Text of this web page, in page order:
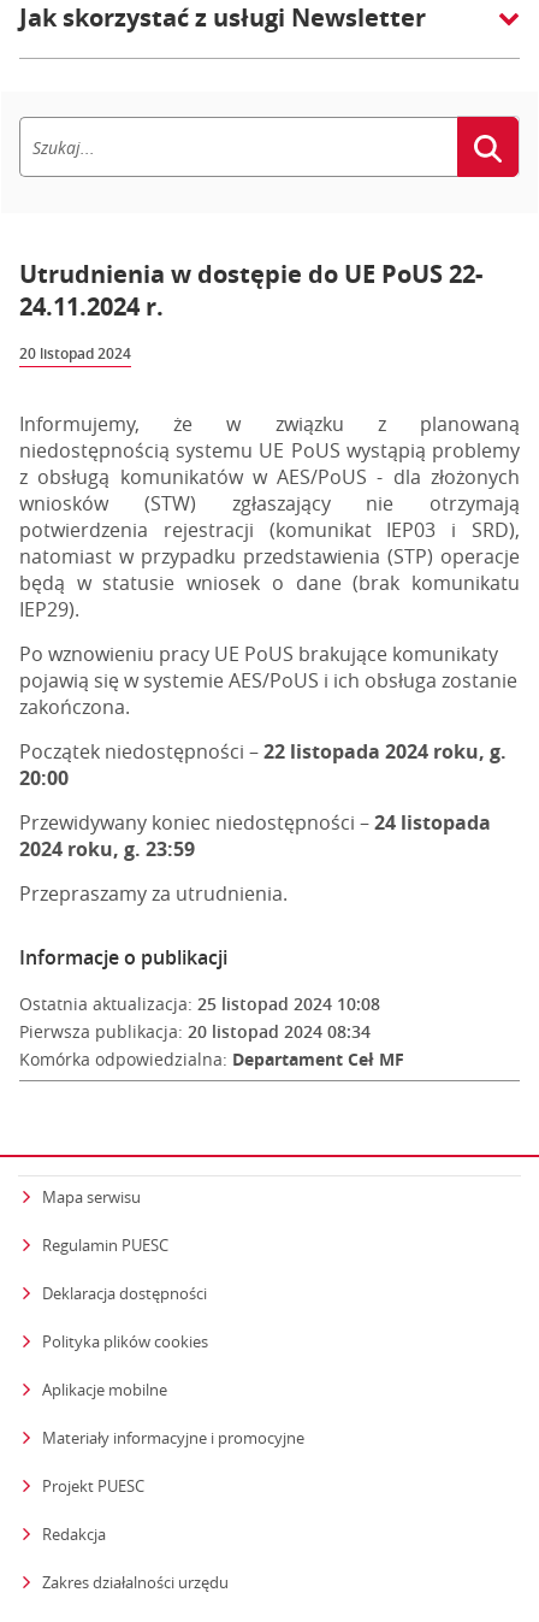
Jak skorzystać z usługi Newsletter
Utrudnienia w dostępie do UE PoUS 22-
24.11.2024 r.
20 listopad 2024
Informujemy, że w związku z planowaną
niedostępnością systemu UE PoUS wystąpią problemy
z obsługą komunikatów w AES/PoUS - dla złożonych
wniosków (STW) zgłaszający nie otrzymają
potwierdzenia rejestracji (komunikat IEP03 i SRD),
natomiast w przypadku przedstawienia (STP) operacje
będą w statusie wniosek o dane (brak komunikatu
IEP29).
Po wznowieniu pracy UE PoUS brakujące komunikaty
pojawią się w systemie AES/PoUS i ich obsługa zostanie
zakończona.
Początek niedostępności –22 listopada 2024 roku, g.
20:00
Przewidywany koniec niedostępności –24 listopada
2024 roku, g. 23:59
Przepraszamy za utrudnienia.
Informacje o publikacji
Ostatnia aktualizacja: 25 listopad 2024 10:08
Pierwsza publikacja: 20 listopad 2024 08:34
Komórka odpowiedzialna: Departament Ceł MF
Mapa serwisu
Regulamin PUESC
Deklaracja dostępności
Polityka plików cookies
Aplikacje mobilne
Materiały informacyjne i promocyjne
Projekt PUESC
Redakcja
Zakres działalności urzędu